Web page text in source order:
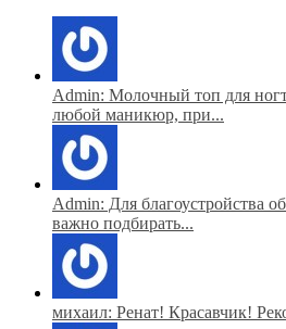
Admin: Молочный топ для
любой маникюр, при...
Admin: Для благоустройства
важно подбирать...
михаил: Ренат! Красавчик!